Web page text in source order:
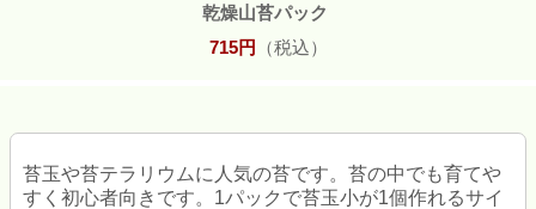
乾燥山苔パック
715円 （税込）
苔玉や苔テラリウムに人気の苔です。苔の中でも育てや
すく初心者向きです。1パックで苔玉小が1個作れるサイ